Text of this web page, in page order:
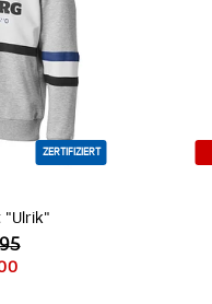
ZERTIFIZIERT
"Ulrik"